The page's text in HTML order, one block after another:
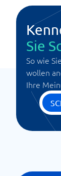
Sie
So wie
wollen
Ihre